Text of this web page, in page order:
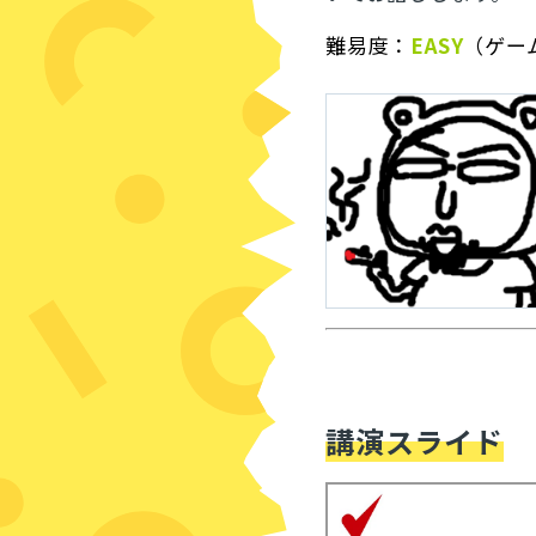
難易度： EASY（ゲー
講演スライド